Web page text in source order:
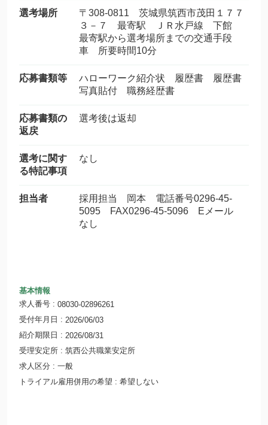
選考場所
〒308-0811 茨城県筑西市茂田１７７
３－７ 最寄駅 ＪＲ水戸線 下館
最寄駅から選考場所までの交通手段
車 所要時間10分
応募書類等
ハローワーク紹介状 履歴書 履歴書
写真貼付 職務経歴書
応募書類の
返戻
選考後は返却
選考に関す
る特記事項
なし
担当者
採用担当 岡本 電話番号0296-45-
5095 FAX0296-45-5096 Eメール
なし
基本情報
求人番号
08030-02896261
受付年月日
2026/06/03
紹介期限日
2026/08/31
受理安定所
筑西公共職業安定所
求人区分
一般
トライアル雇用併用の希望
希望しない